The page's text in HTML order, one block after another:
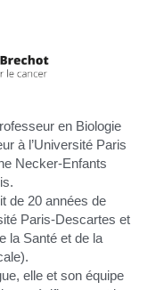
en Biologie
à l’Université Paris
Necker-Enfants
de 20 années de
Paris-Descartes et
la Santé et de la
elle et son équipe